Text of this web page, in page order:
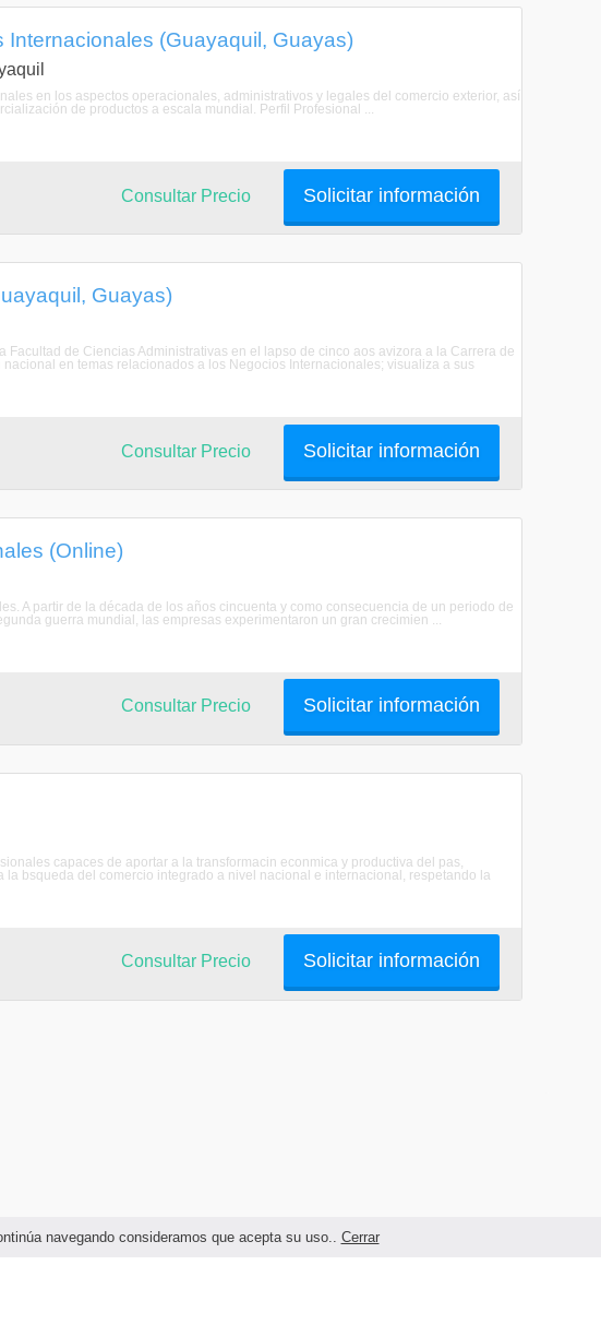
navegando consideramos que acepta su uso.. Cerrar
(Guayaquil, Guayas)
en los aspectos operacionales, administrativos y legales del comercio exterior, así
de productos a escala mundial. Perfil Profesional ...
Solicitar información
Consultar Precio
Guayas)
Facultad de Ciencias Administrativas en el lapso de cinco aos avizora a la Carrera de
en temas relacionados a los Negocios Internacionales; visualiza a sus
Solicitar información
Consultar Precio
(Online)
A partir de la década de los años cincuenta y como consecuencia de un periodo de
guerra mundial, las empresas experimentaron un gran crecimien ...
Solicitar información
Consultar Precio
capaces de aportar a la transformacin econmica y productiva del pas,
bsqueda del comercio integrado a nivel nacional e internacional, respetando la
Solicitar información
Consultar Precio